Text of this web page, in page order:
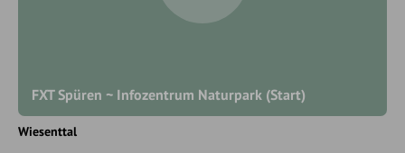
FXT Spüren ~ Infozentrum Naturpark (Start)
Wiesenttal